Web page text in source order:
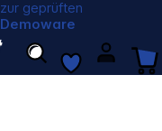
zur geprüften
Demoware